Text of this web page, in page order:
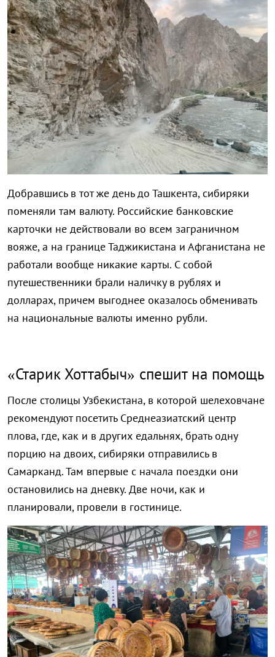
Добравшись в тот же день до Ташкента, сибиряки
поменяли там валюту. Российские банковские
карточки не действовали во всем заграничном
вояже, а на границе Таджикистана и Афганистана не
работали вообще никакие карты. С собой
путешественники брали наличку в рублях и
долларах, причем выгоднее оказалось обменивать
на национальные валюты именно рубли.
«Старик Хоттабыч» спешит на помощь
После столицы Узбекистана, в которой шелеховчане
рекомендуют посетить Среднеазиатский центр
плова, где, как и в других едальнях, брать одну
порцию на двоих, сибиряки отправились в
Самарканд. Там впервые с начала поездки они
остановились на дневку. Две ночи, как и
планировали, провели в гостинице.